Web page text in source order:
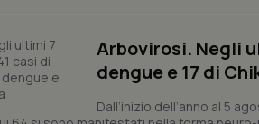
Arbovirosi. Negli
dengue e 17 di
Dall’inizio dell’anno al 5
ROLLOUT_TOKEN
tracking-sites-